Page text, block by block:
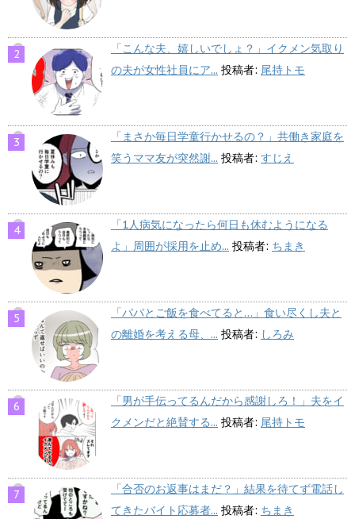
「こんな夫、嬉しいでしょ？」イクメン気取り
の夫が女性社員にア... 投稿者: 尾持トモ
「まさか毎日学童行かせるの？」共働き家庭を
笑うママ友が突然謝... 投稿者: すじえ
「1人病気になったら何日も休むようになる
よ」周囲が採用を止め... 投稿者: ちまき
「パパとご飯を食べてると…」食い尽くし夫と
の離婚を考える母、... 投稿者: しろみ
「男が手伝ってるんだから感謝しろ！」夫をイ
クメンだと絶賛する... 投稿者: 尾持トモ
「合否のお返事はまだ？」結果を待てず電話し
てきたバイト応募者... 投稿者: ちまき